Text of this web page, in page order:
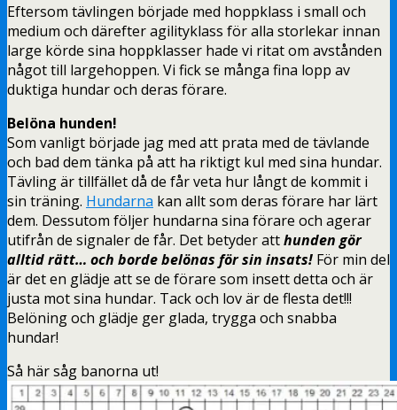
Eftersom tävlingen började med hoppklass i small och
medium och därefter agilityklass för alla storlekar innan
large körde sina hoppklasser hade vi ritat om avstånden
något till largehoppen. Vi fick se många fina lopp av
duktiga hundar och deras förare.
Belöna hunden!
Som vanligt började jag med att prata med de tävlande
och bad dem tänka på att ha riktigt kul med sina hundar.
Tävling är tillfället då de får veta hur långt de kommit i
sin träning. Hundarna kan allt som deras förare har lärt
dem. Dessutom följer hundarna sina förare och agerar
utifrån de signaler de får. Det betyder atthunden gör
alltid rätt… och borde belönas för sin insats! För min del
är det en glädje att se de förare som insett detta och är
justa mot sina hundar. Tack och lov är de flesta det!!!
Belöning och glädje ger glada, trygga och snabba
hundar!
Så här såg banorna ut!